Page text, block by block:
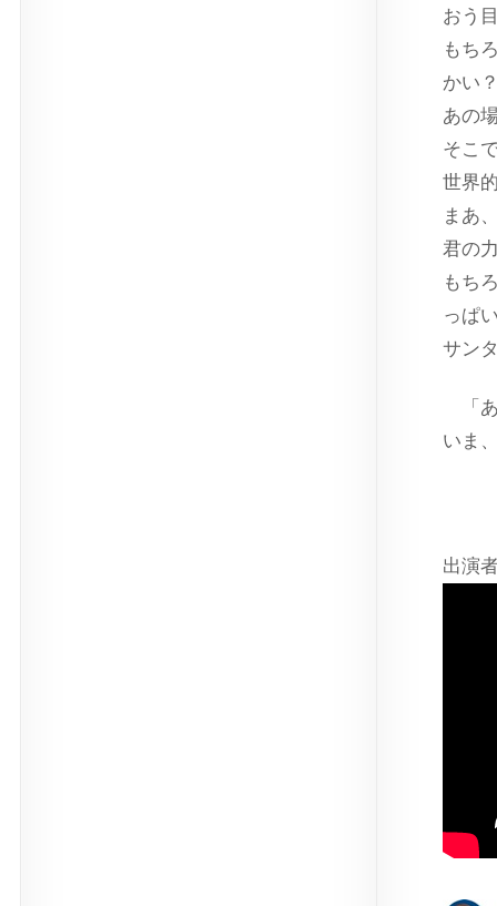
おう
もち
かい
あの
そこ
世界
まあ
君の
もち
っぱ
サン
「あ
いま
出演